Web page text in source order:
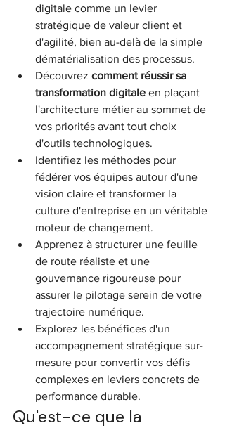
digitale comme un levier
stratégique de valeur client et
d'agilité, bien au-delà de la simple
dématérialisation des processus.
Découvrez comment réussir sa
transformation digitale en plaçant
l'architecture métier au sommet de
vos priorités avant tout choix
d'outils technologiques.
Identifiez les méthodes pour
fédérer vos équipes autour d'une
vision claire et transformer la
culture d'entreprise en un véritable
moteur de changement.
Apprenez à structurer une feuille
de route réaliste et une
gouvernance rigoureuse pour
assurer le pilotage serein de votre
trajectoire numérique.
Explorez les bénéfices d'un
accompagnement stratégique sur-
mesure pour convertir vos défis
complexes en leviers concrets de
performance durable.
Qu'est-ce que la